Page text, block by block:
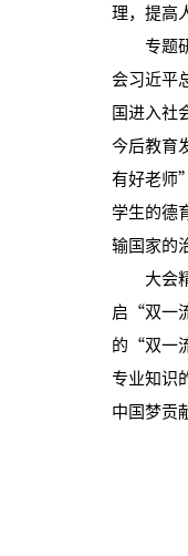
理，提高
专题研
会习近平
国进入社
今后教育
有好老师
学生的德
输国家的
大会精
启“双一
的“双一
专业知识
中国梦贡